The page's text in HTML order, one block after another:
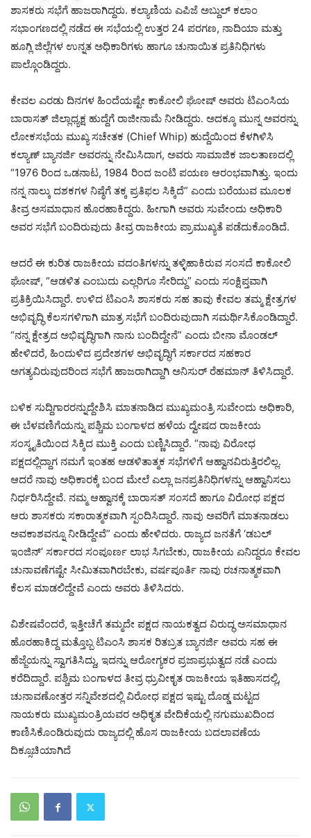
ಶಾಸಕರು ಸಭೆಗೆ ಹಾಜರಾಗಿದ್ದರು. ಕಲ್ಯಾಣಿಯ ಎಪಿಜೆ ಅಬ್ದುಲ್ ಕಲಾಂ
ಸಭಾಂಗಣದಲ್ಲಿ ನಡೆದ ಈ ಸಭೆಯಲ್ಲಿ ಉತ್ತರ 24 ಪರಗಣ, ನಾದಿಯಾ ಮತ್ತು
ಹೂಗ್ಲಿ ಜಿಲ್ಲೆಗಳ ಉನ್ನತ ಅಧಿಕಾರಿಗಳು ಹಾಗೂ ಚುನಾಯಿತ ಪ್ರತಿನಿಧಿಗಳು
ಪಾಲ್ಗೊಂಡಿದ್ದರು.
ಕೇವಲ ಎರಡು ದಿನಗಳ ಹಿಂದೆಯಷ್ಟೇ ಕಾಕೋಲಿ ಘೋಷ್ ಅವರು ಟಿಎಂಸಿಯ
ಬಾರಾಸತ್ ಜಿಲ್ಲಾಧ್ಯಕ್ಷ ಹುದ್ದೆಗೆ ರಾಜೀನಾಮೆ ನೀಡಿದ್ದರು. ಅದಕ್ಕೂ ಮುನ್ನ ಅವರನ್ನು
ಲೋಕಸಭೆಯ ಮುಖ್ಯ ಸಚೇತಕ (Chief Whip) ಹುದ್ದೆಯಿಂದ ಕೆಳಗಿಳಿಸಿ
ಕಲ್ಯಾಣ್ ಬ್ಯಾನರ್ಜಿ ಅವರನ್ನು ನೇಮಿಸಿದಾಗ, ಅವರು ಸಾಮಾಜಿಕ ಜಾಲತಾಣದಲ್ಲಿ
“1976 ರಿಂದ ಒಡನಾಟ, 1984 ರಿಂದ ಜಂಟಿ ಪಯಣ ಆರಂಭವಾಗಿತ್ತು. ಇಂದು
ನನ್ನ ನಾಲ್ಕು ದಶಕಗಳ ನಿಷ್ಠೆಗೆ ತಕ್ಕ ಪ್ರತಿಫಲ ಸಿಕ್ಕಿದೆ” ಎಂದು ಬರೆಯುವ ಮೂಲಕ
ತೀವ್ರ ಅಸಮಾಧಾನ ಹೊರಹಾಕಿದ್ದರು. ಹೀಗಾಗಿ ಅವರು ಸುವೇಂದು ಅಧಿಕಾರಿ
ಅವರ ಸಭೆಗೆ ಬಂದಿರುವುದು ತೀವ್ರ ರಾಜಕೀಯ ಪ್ರಾಮುಖ್ಯತೆ ಪಡೆದುಕೊಂಡಿದೆ.
ಆದರೆ ಈ ಕುರಿತ ರಾಜಕೀಯ ವದಂತಿಗಳನ್ನು ತಳ್ಳಿಹಾಕಿರುವ ಸಂಸದೆ ಕಾಕೋಲಿ
ಘೋಷ್, “ಆಡಳಿತ ಎಂಬುದು ಎಲ್ಲರಿಗೂ ಸೇರಿದ್ದು” ಎಂದು ಸಂಕ್ಷಿಪ್ತವಾಗಿ
ಪ್ರತಿಕ್ರಿಯಿಸಿದ್ದಾರೆ. ಉಳಿದ ಟಿಎಂಸಿ ಶಾಸಕರು ಸಹ ತಾವು ಕೇವಲ ತಮ್ಮ ಕ್ಷೇತ್ರಗಳ
ಅಭಿವೃದ್ಧಿ ಕೆಲಸಗಳಿಗಾಗಿ ಮಾತ್ರ ಸಭೆಗೆ ಬಂದಿರುವುದಾಗಿ ಸಮರ್ಥಿಸಿಕೊಂಡಿದ್ದಾರೆ.
“ನನ್ನ ಕ್ಷೇತ್ರದ ಅಭಿವೃದ್ಧಿಗಾಗಿ ನಾನು ಬಂದಿದ್ದೇನೆ” ಎಂದು ಬೀನಾ ಮೊಂಡಲ್
ಹೇಳಿದರೆ, ಹಿಂದುಳಿದ ಪ್ರದೇಶಗಳ ಅಭಿವೃದ್ಧಿಗೆ ಸರ್ಕಾರದ ಸಹಕಾರ
ಅಗತ್ಯವಿರುವುದರಿಂದ ಸಭೆಗೆ ಹಾಜರಾಗಿದ್ದಾಗಿ ಅನಿಸುರ್ ರೆಹಮಾನ್ ತಿಳಿಸಿದ್ದಾರೆ.
ಬಳಿಕ ಸುದ್ದಿಗಾರರನ್ನುದ್ದೇಶಿಸಿ ಮಾತನಾಡಿದ ಮುಖ್ಯಮಂತ್ರಿ ಸುವೇಂದು ಅಧಿಕಾರಿ,
ಈ ಬೆಳವಣಿಗೆಯನ್ನು ಪಶ್ಚಿಮ ಬಂಗಾಳದ ಹಳೆಯ ದ್ವೇಷದ ರಾಜಕೀಯ
ಸಂಸ್ಕೃತಿಯಿಂದ ಸಿಕ್ಕಿದ ಮುಕ್ತಿ ಎಂದು ಬಣ್ಣಿಸಿದ್ದಾರೆ. “ನಾವು ವಿರೋಧ
ಪಕ್ಷದಲ್ಲಿದ್ದಾಗ ನಮಗೆ ಇಂತಹ ಆಡಳಿತಾತ್ಮಕ ಸಭೆಗಳಿಗೆ ಆಹ್ವಾನವಿರುತ್ತಿರಲಿಲ್ಲ.
ಆದರೆ ನಾವು ಅಧಿಕಾರಕ್ಕೆ ಬಂದ ಮೇಲೆ ಎಲ್ಲಾ ಜನಪ್ರತಿನಿಧಿಗಳನ್ನು ಆಹ್ವಾನಿಸಲು
ನಿರ್ಧರಿಸಿದ್ದೇವೆ. ನಮ್ಮ ಆಹ್ವಾನಕ್ಕೆ ಬಾರಾಸತ್ ಸಂಸದೆ ಹಾಗೂ ವಿರೋಧ ಪಕ್ಷದ
ಆರು ಶಾಸಕರು ಸಕಾರಾತ್ಮಕವಾಗಿ ಸ್ಪಂದಿಸಿದ್ದಾರೆ. ನಾವು ಅವರಿಗೆ ಮಾತನಾಡಲು
ಅವಕಾಶವನ್ನೂ ನೀಡಿದ್ದೇವೆ” ಎಂದು ಹೇಳಿದರು. ರಾಜ್ಯದ ಜನತೆಗೆ ‘ಡಬಲ್
ಇಂಜಿನ್’ ಸರ್ಕಾರದ ಸಂಪೂರ್ಣ ಲಾಭ ಸಿಗಬೇಕು, ರಾಜಕೀಯ ಏನಿದ್ದರೂ ಕೇವಲ
ಚುನಾವಣೆಗಷ್ಟೇ ಸೀಮಿತವಾಗಿರಬೇಕು, ವರ್ಷಪೂರ್ತಿ ನಾವು ರಚನಾತ್ಮಕವಾಗಿ
ಕೆಲಸ ಮಾಡಲಿದ್ದೇವೆ ಎಂದು ಅವರು ತಿಳಿಸಿದರು.
ವಿಶೇಷವೆಂದರೆ, ಇತ್ತೀಚೆಗೆ ತಮ್ಮದೇ ಪಕ್ಷದ ನಾಯಕತ್ವದ ವಿರುದ್ಧ ಅಸಮಾಧಾನ
ಹೊರಹಾಕಿದ್ದ ಮತ್ತೊಬ್ಬ ಟಿಎಂಸಿ ಶಾಸಕ ರಿತಬ್ರತ ಬ್ಯಾನರ್ಜಿ ಅವರು ಸಹ ಈ
ಹೆಜ್ಜೆಯನ್ನು ಸ್ವಾಗತಿಸಿದ್ದು, ಇದನ್ನು ಆರೋಗ್ಯಕರ ಪ್ರಜಾಪ್ರಭುತ್ವದ ನಡೆ ಎಂದು
ಕರೆದಿದ್ದಾರೆ. ಪಶ್ಚಿಮ ಬಂಗಾಳದ ತೀವ್ರ ಧ್ರುವೀಕೃತ ರಾಜಕೀಯ ಇತಿಹಾಸದಲ್ಲಿ,
ಚುನಾವಣೋತ್ತರ ಸನ್ನಿವೇಶದಲ್ಲಿ ವಿರೋಧ ಪಕ್ಷದ ಇಷ್ಟು ದೊಡ್ಡ ಮಟ್ಟದ
ನಾಯಕರು ಮುಖ್ಯಮಂತ್ರಿಯವರ ಅಧಿಕೃತ ವೇದಿಕೆಯಲ್ಲಿ ನಗುಮುಖದಿಂದ
ಕಾಣಿಸಿಕೊಂಡಿರುವುದು ರಾಜ್ಯದಲ್ಲಿ ಹೊಸ ರಾಜಕೀಯ ಬದಲಾವಣೆಯ
ದಿಕ್ಸೂಚಿಯಾಗಿದೆ